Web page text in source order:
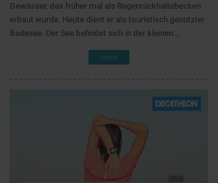
Gewässer, das früher mal als Regenrückhaltebecken
erbaut wurde. Heute dient er als touristisch genutzter
Badesee. Der See befindet sich in der kleinen...
mehr